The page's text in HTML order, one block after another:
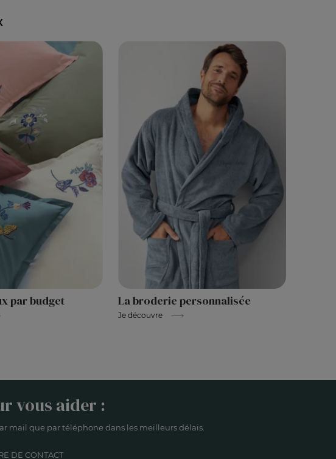
par budget La broderie personnalisée
Je découvre
vous aider :
mail que par téléphone dans les meilleurs délais.
DE CONTACT